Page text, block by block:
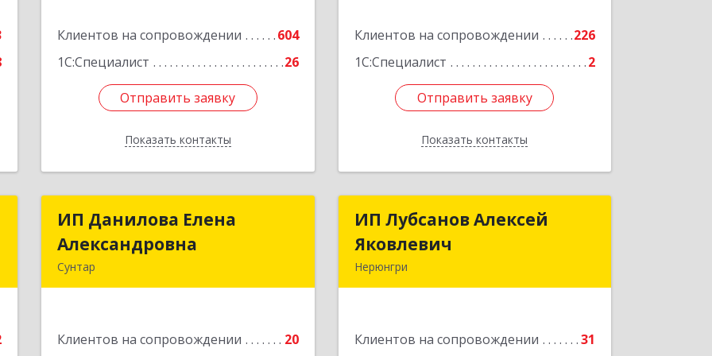
Клиентов на сопровождении
604
1С:Специалист
26
Отправить заявку
Показать контакты
Отправить заявку
Назад
Клиентов на сопровождении
226
1С:Специалист
2
Отправить заявку
Показать контакты
Отправить заявку
Назад
ИП Данилова Елена
Александровна
Сунтар
Клиентов на сопровождении 20
ИП Данилова Елена
Александровна
ИП Лубсанов Алексей
Яковлевич
Нерюнгри
Клиентов на сопровождении 31
ИП Лубсанов Алексей